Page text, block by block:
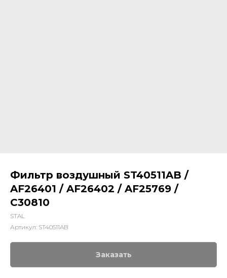
Фильтр воздушный ST40511AB /
AF26401 / AF26402 / AF25769 /
C30810
STAL
Артикул: ST40511AB
Заказать